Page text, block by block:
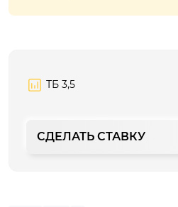
ТБ 3,5
СДЕЛАТЬ СТАВКУ